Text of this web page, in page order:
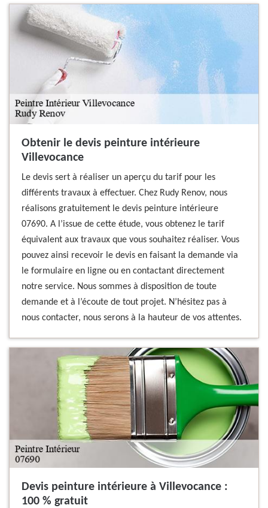
Obtenir le devis peinture intérieure
Villevocance
Le devis sert à réaliser un aperçu du tarif pour les
différents travaux à effectuer. Chez Rudy Renov, nous
réalisons gratuitement le devis peinture intérieure
07690. A l’issue de cette étude, vous obtenez le tarif
équivalent aux travaux que vous souhaitez réaliser. Vous
pouvez ainsi recevoir le devis en faisant la demande via
le formulaire en ligne ou en contactant directement
notre service. Nous sommes à disposition de toute
demande et à l’écoute de tout projet. N’hésitez pas à
nous contacter, nous serons à la hauteur de vos attentes.
Devis peinture intérieure à Villevocance :
100 % gratuit